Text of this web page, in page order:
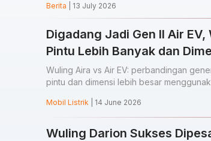
Berita | 13 July 2026
Digadang Jadi Gen II Air
Pintu Lebih Banyak dan
Wuling Aira vs Air EV: perbandingan
pintu dan dimensi lebih besar
Mobil Listrik | 14 June 2026
Wuling Darion Sukses